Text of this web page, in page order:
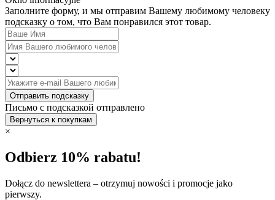
Заполните форму, и мы отправим Вашему любимому человеку
подсказку о том, что Вам понравился этот товар.
Отправить подсказку
Письмо с подсказкой отправлено
Вернуться к покупкам
×
Odbierz 10% rabatu!
Dołącz do newslettera – otrzymuj nowości i promocje jako
pierwszy.